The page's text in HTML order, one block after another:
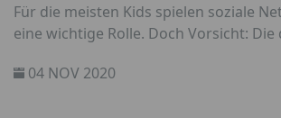
Für die meisten Kids spielen soziale
eine wichtige Rolle. Doch Vorsicht: Die
jedoch auch eine Menge Probleme
04 NOV 2020